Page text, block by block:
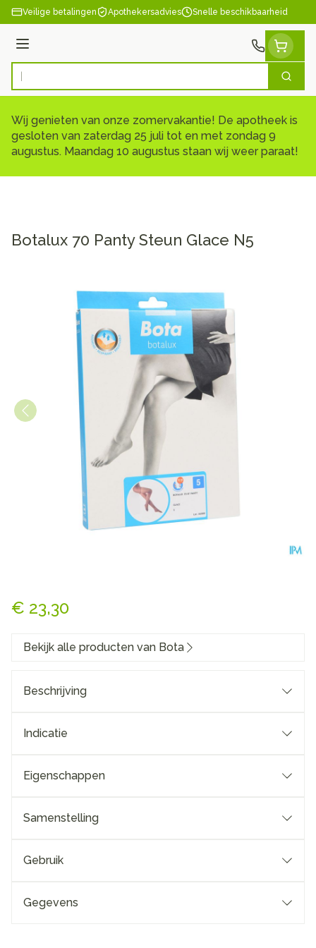
Ga naar de inhoud
Veilige betalingen Apothekersadvies Snelle beschikbaarheid
Menu
Product, merk, categorie... Zoek
Wij genieten van onze zomervakantie! De apotheek is
gesloten van zaterdag 25 juli tot en met zondag 9
augustus. Maandag 10 augustus staan wij weer paraat!
Botalux 70 Panty Steun Glace N5
€ 23,30
Bekijk alle producten van Bota
Beschrijving
Indicatie
Eigenschappen
Samenstelling
Gebruik
Gegevens